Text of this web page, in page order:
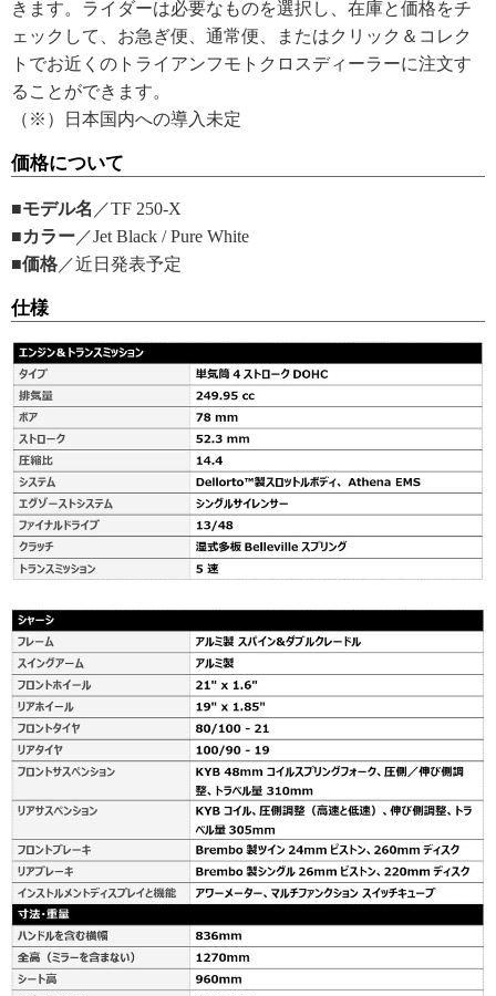
きます。ライダーは必要なものを選択し、在庫と価格をチ
ェックして、お急ぎ便、通常便、またはクリック＆コレク
トでお近くのトライアンフモトクロスディーラーに注文す
ることができます。
（※）日本国内への導入未定
価格について
■モデル名 ／TF 250-X
■カラー ／Jet Black / Pure White
■価格 ／近日発表予定
仕様